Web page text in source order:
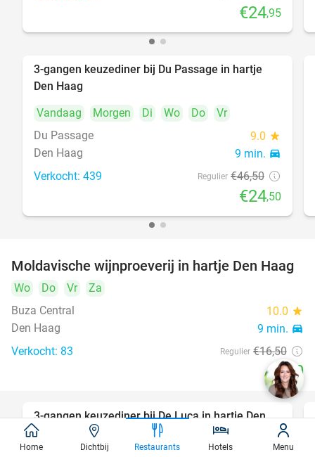
€24,95
47%
3-gangen keuzediner bij Du Passage in hartje
Den Haag
Vandaag
Morgen Di Wo Do
Vr
Du Passage
9.0 star
Den Haag 9 min. directions_car
Verkocht: 439 Regulier €46,50
€24,50
39%
Moldavische wijnproeverij in hartje Den Haag
Wo Do Vr
Za
Buza Central
10.0 star
Den Haag 9 min. directions_car
Verkocht: 83 Regulier €16,50
€10
47%
3-gangen keuzediner bij De Luca in hartje Den
Haag
Home Dichtbij Restaurants Hotels Menu